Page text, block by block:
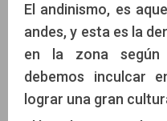
El andinismo, es
andes, y esta es la
en la zona según
debemos inculcar
lograr una gran